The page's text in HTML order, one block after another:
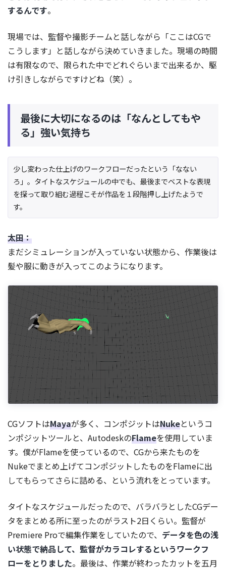
するんです。
現場では、監督や撮影チームと話しながら「ここはCGで
こうします」と話しながら決めていきました。現場の時間
は有限なので、限られた中でどれぐらいまで出来るか、駆
け引きしながらですけどね（笑）。
最後に大切になるのは「なんとしてもや
る」強い気持ち
少し変わった仕上げのワークフローだったという「なない
ろ」。タイトなスケジュールの中でも、最後までベストな表現
を探って取り組む過程こそが作品を１段階押し上げたようで
す。
太田：
まだシミュレーションが入っていない状態から、作業後は
髪や服に動きが入ってこのようになります。
CGソフトはMayaが多く、コンポジットはNukeというコ
ンポジットツールと、AutodeskのFlameを使用していま
す。僕がFlameを使っているので、CGから来たものを
Nukeでまとめ上げてコンポジットしたものをFlameに出
してもらってさらに詰める、という流れをとっています。
タイトなスケジュールだったので、バラバラとしたCGデー
タをまとめる所に至ったのがラスト2日くらい。監督が
Premiere Proで編集作業をしていたので、 データを色の浅
い状態で納品して、監督がカラコレするというワークフ
ローをとりました。最後は、作業が終わったカットを五月